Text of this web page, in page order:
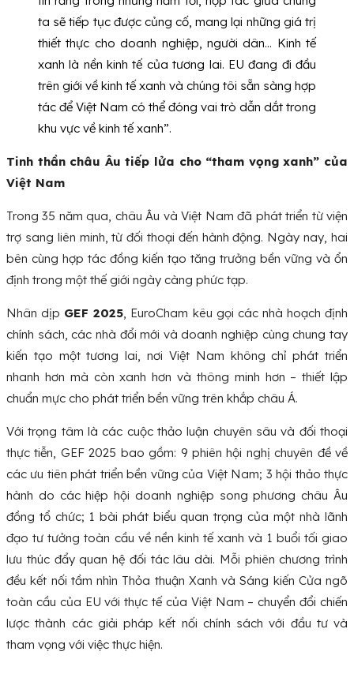
ta sẽ tiếp tục được củng cố, mang lại những giá trị
thiết thực cho doanh nghiệp, người dân… Kinh tế
xanh là nền kinh tế của tương lai. EU đang đi đầu
trên giới về kinh tế xanh và chúng tôi sẵn sàng hợp
tác để Việt Nam có thể đóng vai trò dẫn dắt trong
khu vực về kinh tế xanh”.
Tinh thần châu Âu tiếp lửa cho “tham vọng xanh” của
Việt Nam
Trong 35 năm qua, châu Âu và Việt Nam đã phát triển từ viện
trợ sang liên minh, từ đối thoại đến hành động. Ngày nay, hai
bên cùng hợp tác đồng kiến tạo tăng trưởng bền vững và ổn
định trong một thế giới ngày càng phức tạp.
Nhân dịp GEF 2025, EuroCham kêu gọi các nhà hoạch định
chính sách, các nhà đổi mới và doanh nghiệp cùng chung tay
kiến tạo một tương lai, nơi Việt Nam không chỉ phát triển
nhanh hơn mà còn xanh hơn và thông minh hơn – thiết lập
chuẩn mực cho phát triển bền vững trên khắp châu Á.
Với trọng tâm là các cuộc thảo luận chuyên sâu và đối thoại
thực tiễn, GEF 2025 bao gồm: 9 phiên hội nghị chuyên đề về
các ưu tiên phát triển bền vững của Việt Nam; 3 hội thảo thực
hành do các hiệp hội doanh nghiệp song phương châu Âu
đồng tổ chức; 1 bài phát biểu quan trọng của một nhà lãnh
đạo tư tưởng toàn cầu về nền kinh tế xanh và 1 buổi tối giao
lưu thúc đẩy quan hệ đối tác lâu dài. Mỗi phiên chương trình
đều kết nối tầm nhìn Thỏa thuận Xanh và Sáng kiến Cửa ngõ
toàn cầu của EU với thực tế của Việt Nam – chuyển đổi chiến
lược thành các giải pháp kết nối chính sách với đầu tư và
tham vọng với việc thực hiện.